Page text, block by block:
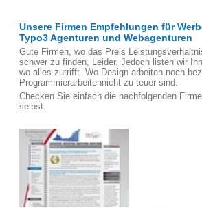
Unsere Firmen Empfehlungen für
Typo3 Agenturen und Webagenturen
Gute Firmen, wo das Preis
schwer zu finden, Leider. Jedoch listen wir
wo alles zutrifft. Wo Design arbeiten noch
Programmierarbeitennicht zu teuer sind.
Checken Sie einfach die nachfolgenden
selbst.